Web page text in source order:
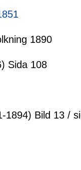
1890
Sida 108
1894) Bild 13 /